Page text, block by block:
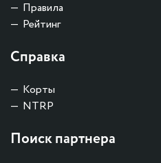
Правила
Рейтинг
Справка
Корты
NTRP
Поиск партнера